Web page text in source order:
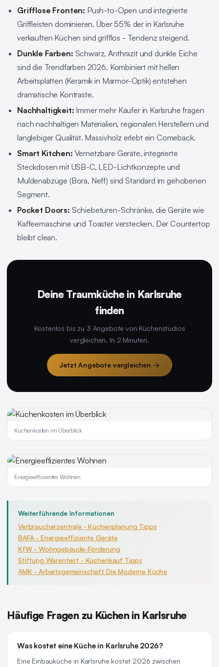
Grifflose Fronten: Push-to-Open und integrierte
Griffleisten dominieren. Über 55% der in Karlsruhe
verkauften Küchen sind grifflos - Tendenz steigend.
Dunkle Farben: Schwarz, Anthrazit und dunkle Eiche
sind die Trendfarben 2026. Kombiniert mit hellen
Arbeitsplatten (Keramik in Marmor-Optik) entstehen
dramatische Kontraste.
Nachhaltigkeit: Immer mehr Käufer in Karlsruhe fragen
nach nachhaltigen Materialien, regionalen Herstellern und
langlebiger Qualität. Massivholz erlebt ein Comeback.
Smart Kitchen: Vernetzbare Geräte, integrierte
Steckdosen mit USB-C, LED-Lichtkonzepte und
Muldenabzüge (Bora, Neff) sind Standard im gehobenen
Segment.
Pocket Doors: Schiebetüren-Schränke, die Geräte wie
Kaffeemaschine und Toaster verstecken. Der Countertop
bleibt clean.
Deine Traumküche in Karlsruhe
finden
Kostenlos bis zu 3 Angebote von Küchenstudios
vergleichen. In 2 Minuten.
Jetzt Angebote vergleichen →
Küchenkosten im Überblick
Energieeffizientes Wohnen
Weiterführende Informationen
Verbraucherzentrale - Küchenplanung Tipps
BAFA - Energieeffiziente Geräte
KfW - Wohngebäude-Förderung
Stiftung Warentest - Küchenkauf Tipps
AMK - Arbeitsgemeinschaft Die Moderne Küche
Häufige Fragen zu Küchen in Karlsruhe
Was kostet eine Küche in Karlsruhe 2026?
Eine Einbauküche in Karlsruhe kostet 2026 zwischen